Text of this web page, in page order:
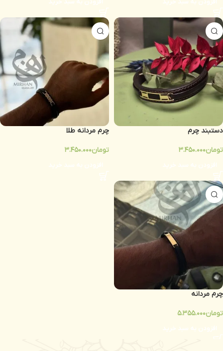
دستبند چرم
تومان3.450.000
چرم مردانه طلا
تومان3.450.000
چرم مردانه
تومان5.355.000